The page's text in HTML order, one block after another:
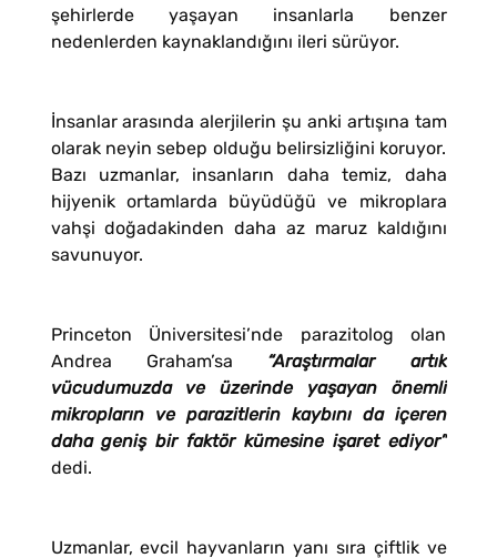
şehirlerde yaşayan insanlarla benzer
nedenlerden kaynaklandığını ileri sürüyor.
İnsanlar arasında alerjilerin şu anki artışına tam
olarak neyin sebep olduğu belirsizliğini koruyor.
Bazı uzmanlar, insanların daha temiz, daha
hijyenik ortamlarda büyüdüğü ve mikroplara
vahşi doğadakinden daha az maruz kaldığını
savunuyor.
Princeton Üniversitesi’nde parazitolog olan
Andrea Graham’sa “Araştırmalar artık
vücudumuzda ve üzerinde yaşayan önemli
mikropların ve parazitlerin kaybını da içeren
daha geniş bir faktör kümesine işaret ediyor”
dedi.
Uzmanlar, evcil hayvanların yanı sıra çiftlik ve